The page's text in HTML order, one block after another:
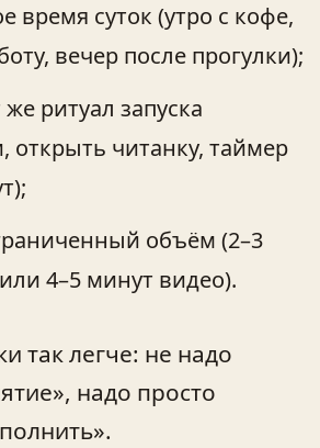
время суток (утро с кофе,
вечер после прогулки);
ритуал запуска
открыть читанку, таймер
объём (2–3
4–5 минут видео).
так легче: не надо
надо просто